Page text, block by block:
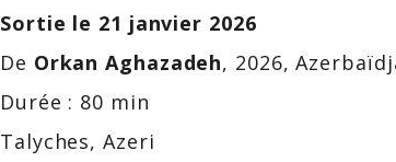
Sortie le 21 janvier 2026
De Orkan Aghazadeh, 2026,
Durée : 80 min
Talyches, Azeri